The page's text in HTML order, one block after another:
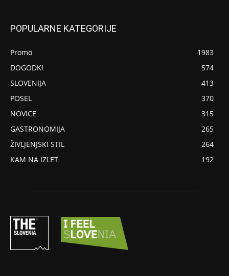
POPULARNE KATEGORIJE
Promo
1983
DOGODKI
574
SLOVENIJA
413
POSEL
370
NOVICE
315
GASTRONOMIJA
265
ŽIVLJENJSKI STIL
264
KAM NA IZLET
192